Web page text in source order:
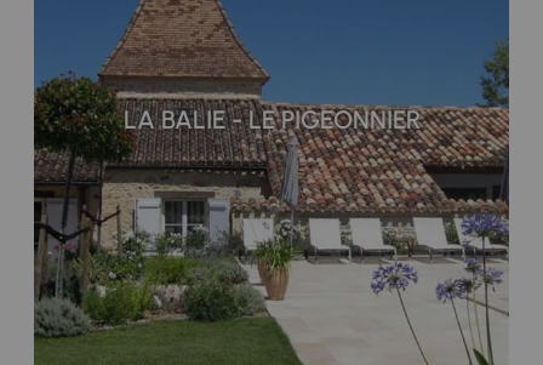
LA BALIE - LE PIGEONNIER